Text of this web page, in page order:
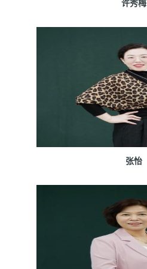
许秀梅
张怡